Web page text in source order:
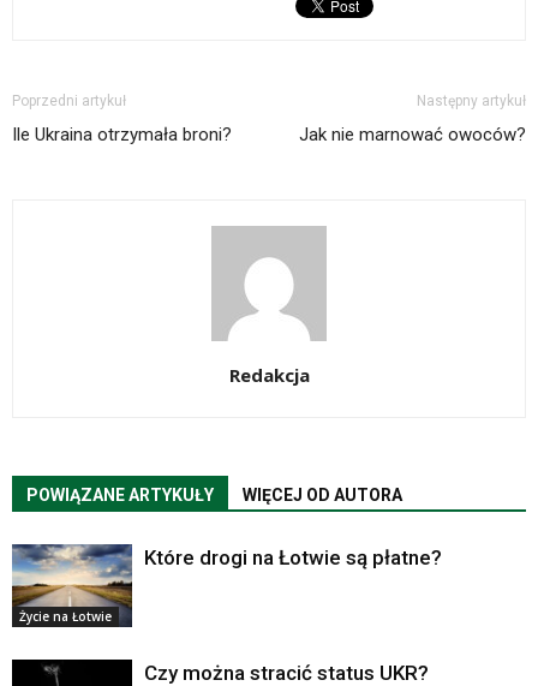
Poprzedni artykuł
Ile Ukraina otrzymała broni?
Następny artykuł
Jak nie marnować owoców?
Redakcja
POWIĄZANE ARTYKUŁY WIĘCEJ OD AUTORA
Życie na Łotwie
Które drogi na Łotwie są płatne?
Czy można stracić status UKR?